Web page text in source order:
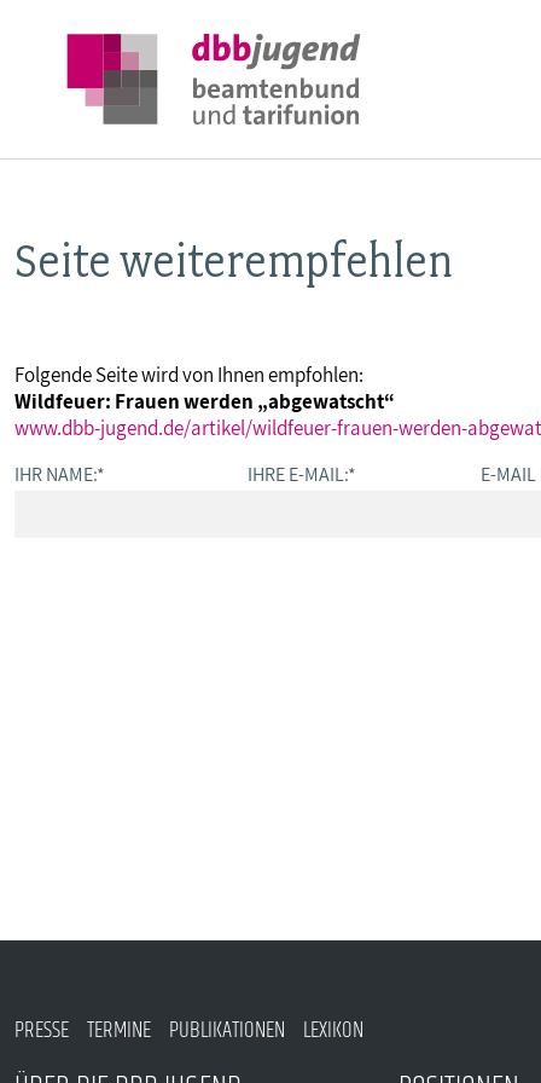
ÜBER DIE DBB JUGEND
AUSBILDUNGSINFORMATIONEN
Seite weiterempfehlen
Folgende Seite wird von Ihnen empfohlen:
Wildfeuer: Frauen werden „abgewatscht“
www.dbb-jugend.de/artikel/wildfeuer-frauen-werden-
IHR NAME:* IHRE E-MAIL:* E-MAIL
PRESSE TERMINE PUBLIKATIONEN LEXIKON